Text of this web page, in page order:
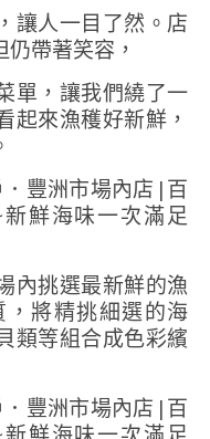
讓人一目了然。店
帶著笑容，
單，讓我們繞了一
起來漁穫好新鮮，
內挑選最新鮮的漁
將精挑細選的海
類等組合成色彩繽